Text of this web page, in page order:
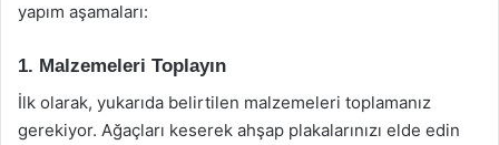
yapım aşamaları:
1. Malzemeleri Toplayın
İlk olarak, yukarıda belirtilen malzemeleri toplamanız
gerekiyor. Ağaçları keserek ahşap plakalarınızı elde edin